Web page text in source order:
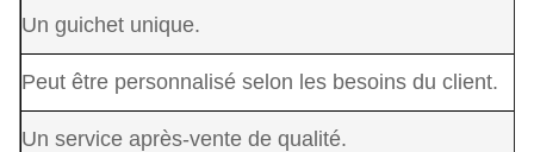
Un guichet unique.
Peut être personnalisé selon les besoins du client.
Un service après-vente de qualité.